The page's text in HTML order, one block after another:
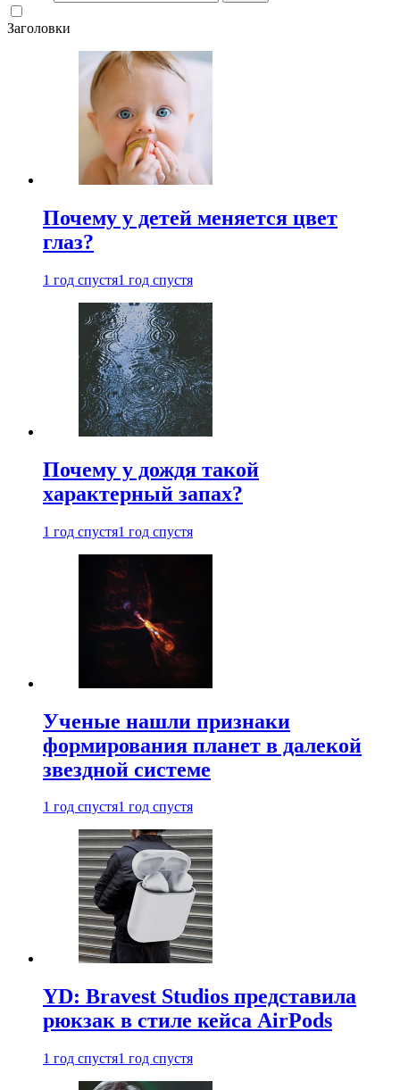
Заголовки
Почему у детей меняется цвет
глаз?
1 год спустя1 год спустя
Почему у дождя такой
характерный запах?
1 год спустя1 год спустя
Ученые нашли признаки
формирования планет в далекой
звездной системе
1 год спустя1 год спустя
YD: Bravest Studios представила
рюкзак в стиле кейса AirPods
1 год спустя1 год спустя